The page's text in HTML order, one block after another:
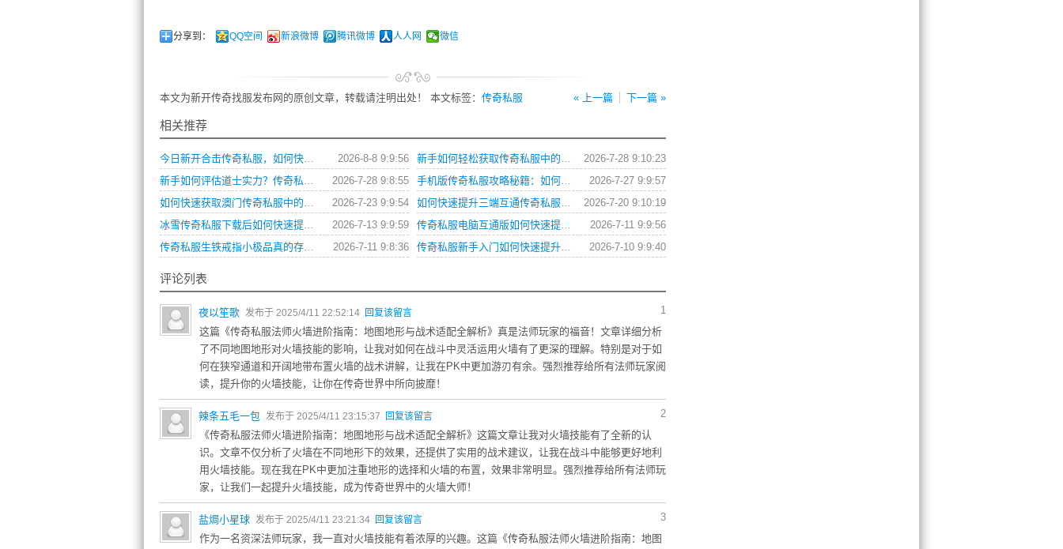
分享到： QQ空间 新浪微博 腾讯微博 人人网 微信
« 上一篇 下一篇 »
本文为新开传奇找服发布网的原创文章，转载请注明出处！ 本文标签： 传奇私服
相关推荐
2026-8-8 9:9:56
今日新开合击传奇私服，如何快速提升角色战力？ 2026-7-28 9:10:23
新手如何轻松获取传奇私服中的各类游戏礼包？
2026-7-28 9:8:55
新手如何评估道士实力？传奇私服玩家操作习惯全解析 2026-7-27 9:9:57
手机版传奇私服攻略秘籍：如何快速提升战力？
2026-7-23 9:9:54
如何快速获取澳门传奇私服中的顶级装备？ 2026-7-20 9:10:19
如何快速提升三端互通传奇私服角色战斗力？
2026-7-13 9:9:59
冰雪传奇私服下载后如何快速提升角色等级？ 2026-7-11 9:9:56
传奇私服电脑互通版如何快速提升角色等级？
2026-7-11 9:8:36
传奇私服生铁戒指小极品真的存在吗？如何获取？ 2026-7-10 9:9:40
传奇私服新手入门如何快速提升战力？
评论列表
1
夜以笙歌 发布于 2025/4/11 22:52:14 回复该留言
这篇《传奇私服法师火墙进阶指南：地图地形与战术适配全解析》真是法师玩家的福音！文章详细分析
了不同地图地形对火墙技能的影响，让我对如何在战斗中灵活运用火墙有了更深的理解。特别是对于如
何在狭窄通道和开阔地带布置火墙的战术讲解，让我在PK中更加游刃有余。强烈推荐给所有法师玩家阅
读，提升你的火墙技能，让你在传奇世界中所向披靡！
2
辣条五毛一包 发布于 2025/4/11 23:15:37 回复该留言
《传奇私服法师火墙进阶指南：地图地形与战术适配全解析》这篇文章让我对火墙技能有了全新的认
识。文章不仅分析了火墙在不同地形下的效果，还提供了实用的战术建议，让我在战斗中能够更好地利
用火墙技能。现在我在PK中更加注重地形的选择和火墙的布置，效果非常明显。强烈推荐给所有法师玩
家，让我们一起提升火墙技能，成为传奇世界中的火墙大师！
3
盐焗小星球 发布于 2025/4/11 23:21:34 回复该留言
作为一名资深法师玩家，我一直对火墙技能有着浓厚的兴趣。这篇《传奇私服法师火墙进阶指南：地图